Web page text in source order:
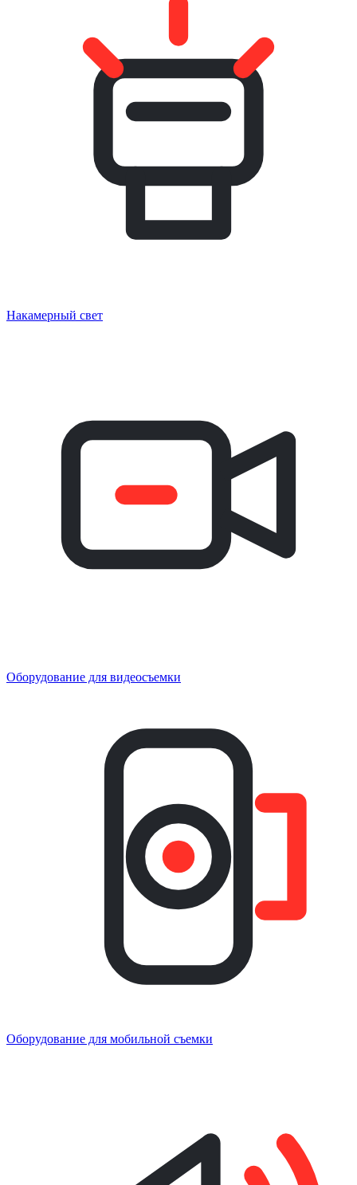
Накамерный свет
Оборудование для видеосъемки
Оборудование для мобильной съемки